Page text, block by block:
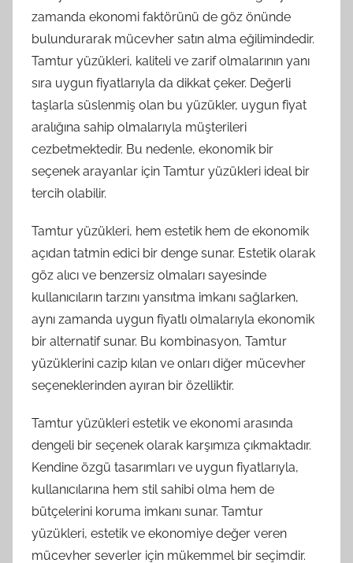
zamanda ekonomi faktörünü de göz önünde
bulundurarak mücevher satın alma eğilimindedir.
Tamtur yüzükleri, kaliteli ve zarif olmalarının yanı
sıra uygun fiyatlarıyla da dikkat çeker. Değerli
taşlarla süslenmiş olan bu yüzükler, uygun fiyat
aralığına sahip olmalarıyla müşterileri
cezbetmektedir. Bu nedenle, ekonomik bir
seçenek arayanlar için Tamtur yüzükleri ideal bir
tercih olabilir.
Tamtur yüzükleri, hem estetik hem de ekonomik
açıdan tatmin edici bir denge sunar. Estetik olarak
göz alıcı ve benzersiz olmaları sayesinde
kullanıcıların tarzını yansıtma imkanı sağlarken,
aynı zamanda uygun fiyatlı olmalarıyla ekonomik
bir alternatif sunar. Bu kombinasyon, Tamtur
yüzüklerini cazip kılan ve onları diğer mücevher
seçeneklerinden ayıran bir özelliktir.
Tamtur yüzükleri estetik ve ekonomi arasında
dengeli bir seçenek olarak karşımıza çıkmaktadır.
Kendine özgü tasarımları ve uygun fiyatlarıyla,
kullanıcılarına hem stil sahibi olma hem de
bütçelerini koruma imkanı sunar. Tamtur
yüzükleri, estetik ve ekonomiye değer veren
mücevher severler için mükemmel bir seçimdir.